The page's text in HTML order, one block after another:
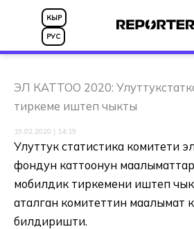
КЫР
РУС
ЭЛ КАТТОО 2020:
тиркеме иштеп чыкты
19.02.2020 | 14:19
Улуттук статистика комитети
фондун каттоонун
мобилдик тиркемени иштеп
аталган комитеттин маалымат
билдиришти.